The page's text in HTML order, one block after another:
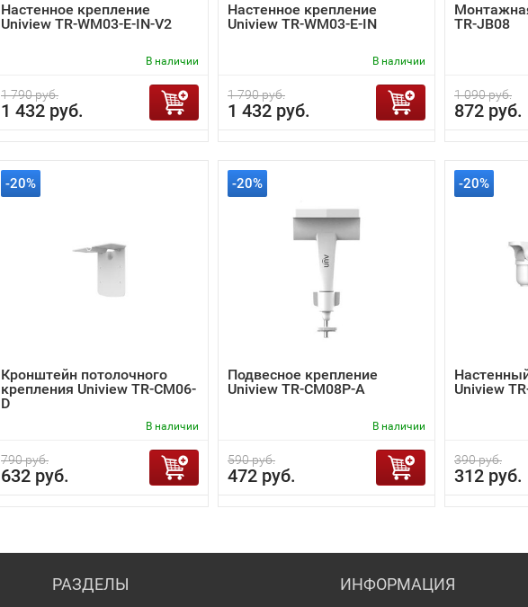
Настенное крепление
Uniview TR-WM03-E-IN-V2
В наличии
1 790 руб.
1 432 руб.
Настенное крепление
Uniview TR-WM03-E-IN
В наличии
1 790 руб.
1 432 руб.
TR-JB08
1 090 руб.
872 руб.
-20%
Кронштейн потолочного
крепления Uniview TR-CM06-
D
В наличии
790 руб.
632 руб.
-20%
Подвесное крепление
Uniview TR-CM08P-A
В наличии
590 руб.
472 руб.
-20%
Uniview
390 руб.
312 руб.
РАЗДЕЛЫ ИНФОРМАЦИЯ